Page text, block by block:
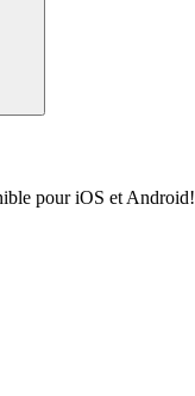
pour iOS et Android!